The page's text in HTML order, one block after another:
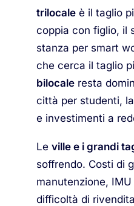
trilocale è il taglio
coppia con figlio, il
stanza per smart
che cerca il taglio
bilocale resta
città per studenti,
e investimenti a
Le ville e i grandi
soffrendo. Costi di
manutenzione,
difficoltà di